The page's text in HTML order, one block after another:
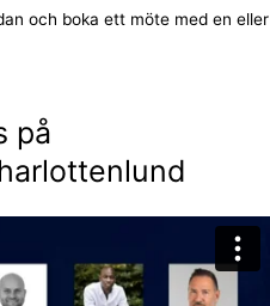
och boka ett möte med en eller
på